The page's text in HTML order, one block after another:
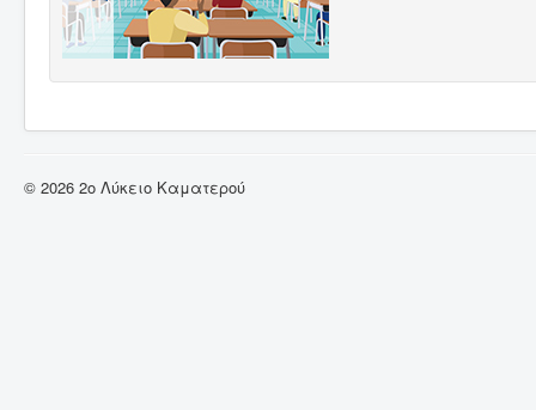
© 2026 2ο Λύκειο Καματερού